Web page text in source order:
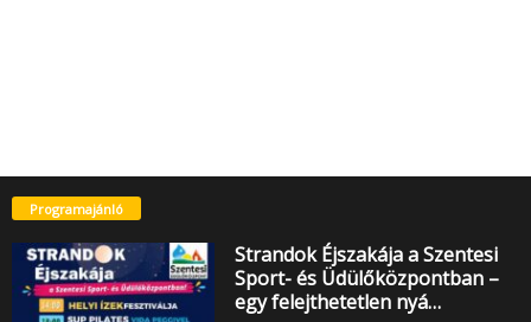
Programajánló
Strandok Éjszakája a Szentesi
Sport- és Üdülőközpontban –
egy felejthetetlen nyá…